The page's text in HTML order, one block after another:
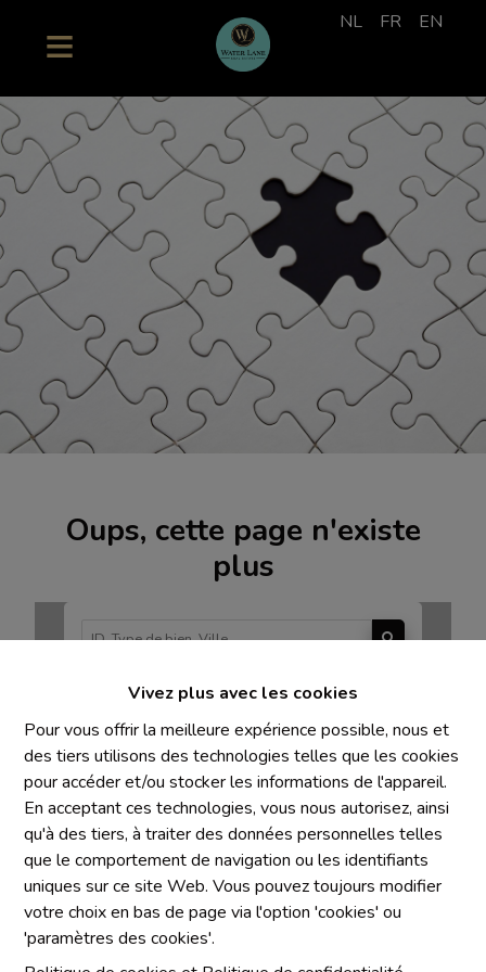
Vivez plus avec les cookies
Pour vous offrir la meilleure expérience possible, nous et
des tiers utilisons des technologies telles que les cookies
pour accéder et/ou stocker les informations de l'appareil.
En acceptant ces technologies, vous nous autorisez, ainsi
qu'à des tiers, à traiter des données personnelles telles
que le comportement de navigation ou les identifiants
uniques sur ce site Web. Vous pouvez toujours modifier
votre choix en bas de page via l'option 'cookies' ou
'paramètres des cookies'.
NL FR EN
Oups, cette page n'existe
plus
À Vendre À Louer
Mentions obligatoires
Chaque agence est juridiquement et financièrement
indépendante
SRL IMMO Water Lane - TVA BE 0755330288